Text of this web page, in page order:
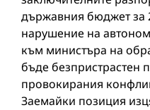
държавния бюджет за
нарушение на
към министъра на
бъде безпристрастен
провокирания
Заемайки позиция